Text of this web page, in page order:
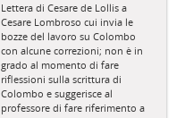
Lettera di Cesare de Lollis a
Cesare Lombroso cui invia le
bozze del lavoro su Colombo
con alcune correzioni; non è in
grado al momento di fare
riflessioni sulla scrittura di
Colombo e suggerisce al
professore di fare riferimento a